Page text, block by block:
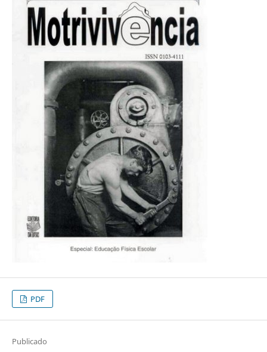
PDF
Publicado